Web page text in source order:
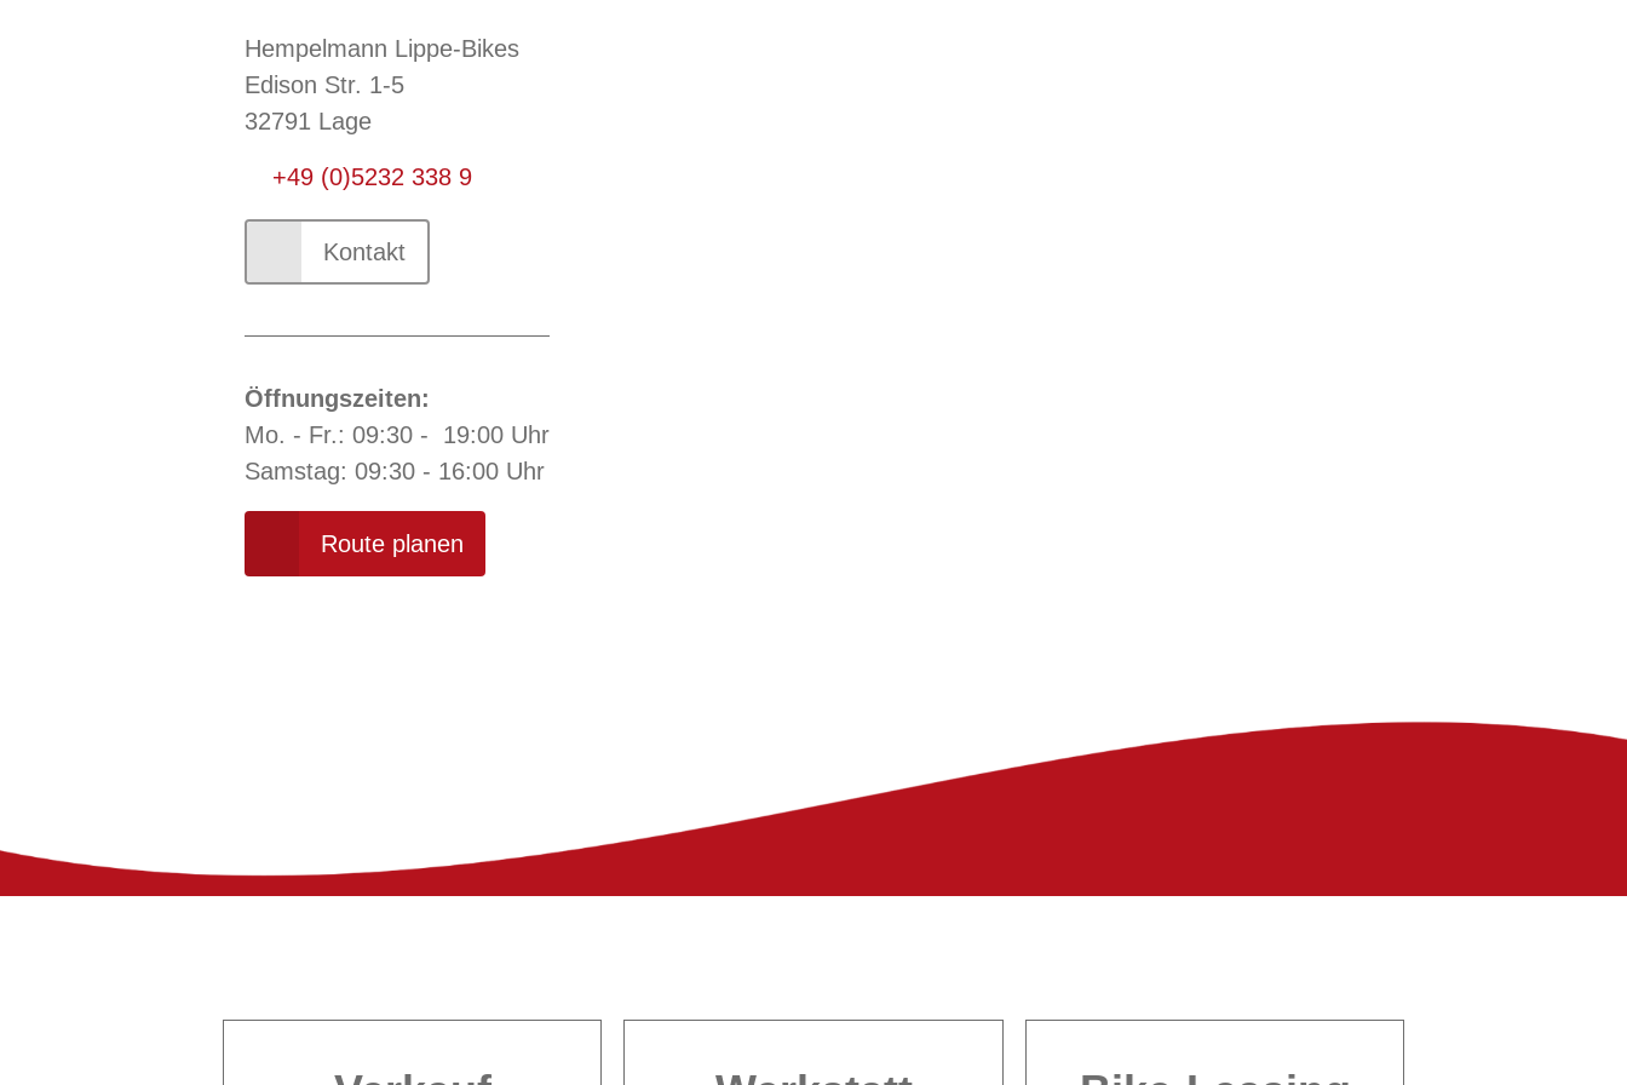
Hempelmann Lippe-Bikes
Edison Str. 1-5
32791 Lage
+49 (0)5232 338 9
Kontakt
Öffnungszeiten:
Mo. - Fr.: 09:30 - 19:00 Uhr
Samstag: 09:30 - 16:00 Uhr
Route planen